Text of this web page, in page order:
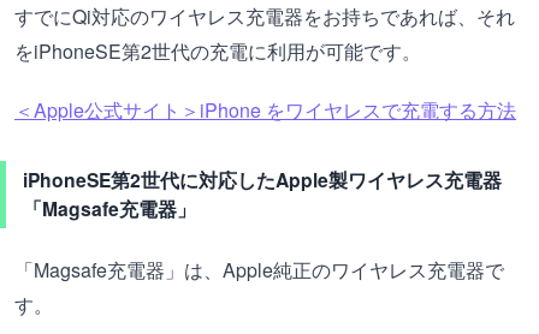
すでにQi対応のワイヤレス充電器をお持ちであれば、それ
をiPhoneSE第2世代の充電に利用が可能です。
＜Apple公式サイト＞iPhone をワイヤレスで充電する方法
iPhoneSE第2世代に対応したApple製ワイヤレス充電器
「Magsafe充電器」
「Magsafe充電器」は、Apple純正のワイヤレス充電器で
す。